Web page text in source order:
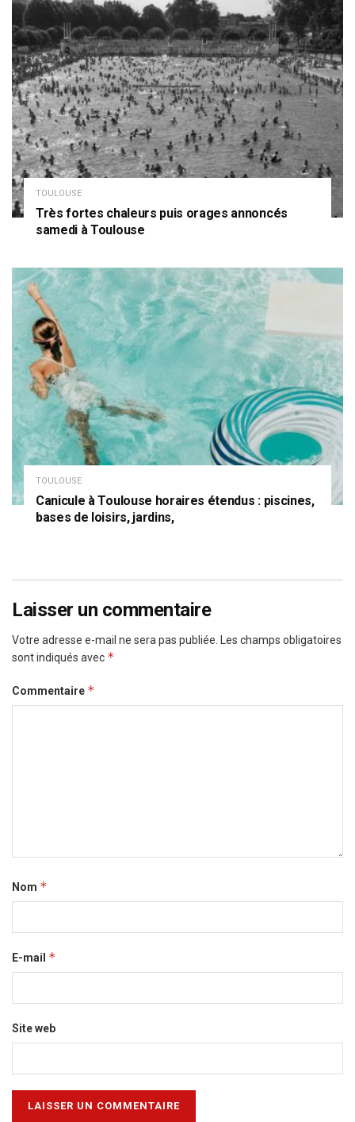
TOULOUSE
Très fortes chaleurs puis orages annoncés
samedi à Toulouse
TOULOUSE
Canicule à Toulouse horaires étendus : piscines,
bases de loisirs, jardins,
Laisser un commentaire
Votre adresse e-mail ne sera pas publiée.
Les champs obligatoires
sont indiqués avec *
Commentaire *
Nom *
E-mail *
Site web